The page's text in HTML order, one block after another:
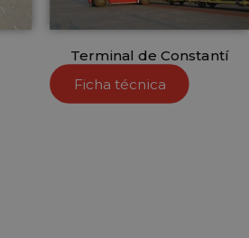
Terminal de Constantí
Ficha técnica